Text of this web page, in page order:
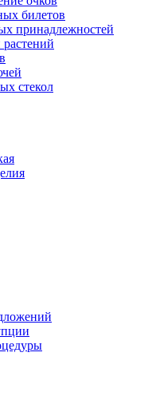
билетов
принадлежностей
стекол